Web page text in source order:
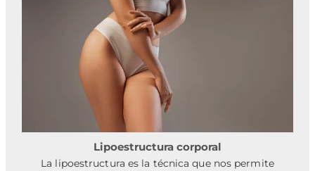
Lipoestructura corporal
La lipoestructura es la técnica que nos permite